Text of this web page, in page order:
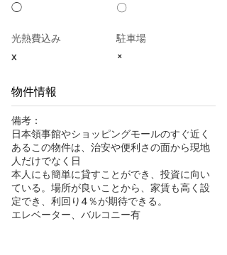
◯ 〇
光熱費込み
x
駐車場
×
物件情報
備考：
日本領事館やショッピングモールのすぐ近く
あるこの物件は、治安や便利さの面から現地
人だけでなく日
本人にも簡単に貸すことができ、投資に向い
ている。場所が良いことから、家賃も高く設
定でき、利回り4％が期待できる。
エレベーター、バルコニー有